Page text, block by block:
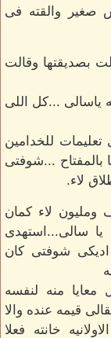
صغير والقته فى
بصديقتها وقالت
ياسالى ...كل اللى
للخدامين
بالمفتاح ...شوفتى
لاء.
لاء كمان
سالى...استهدى
اديكى شوفتى كان
منه لنفسه
قيمه عنده والا
خانته فعلا